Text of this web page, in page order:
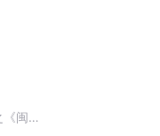
闽南